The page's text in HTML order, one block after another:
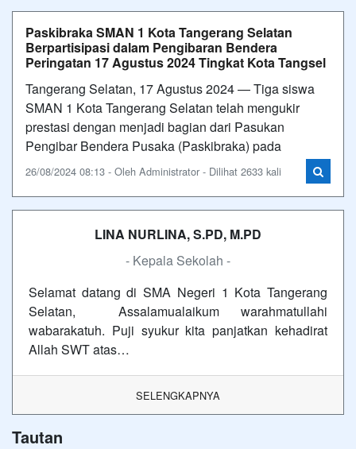
Paskibraka SMAN 1 Kota Tangerang Selatan
Berpartisipasi dalam Pengibaran Bendera
Peringatan 17 Agustus 2024 Tingkat Kota Tangsel
Tangerang Selatan, 17 Agustus 2024 — Tiga siswa
SMAN 1 Kota Tangerang Selatan telah mengukir
prestasi dengan menjadi bagian dari Pasukan
Pengibar Bendera Pusaka (Paskibraka) pada
26/08/2024 08:13 - Oleh Administrator - Dilihat 2633 kali
LINA NURLINA, S.PD, M.PD
- Kepala Sekolah -
Selamat datang di SMA Negeri 1 Kota Tangerang
Selatan, Assalamualaikum warahmatullahi
wabarakatuh. Puji syukur kita panjatkan kehadirat
Allah SWT atas…
SELENGKAPNYA
Tautan